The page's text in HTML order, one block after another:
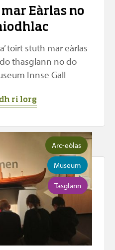
Eàrlas no
toirt stuth mar eàrlas
thasglann no do
Innse Gall
ri lorg
Arc-eòlas
Museum
Tasglann